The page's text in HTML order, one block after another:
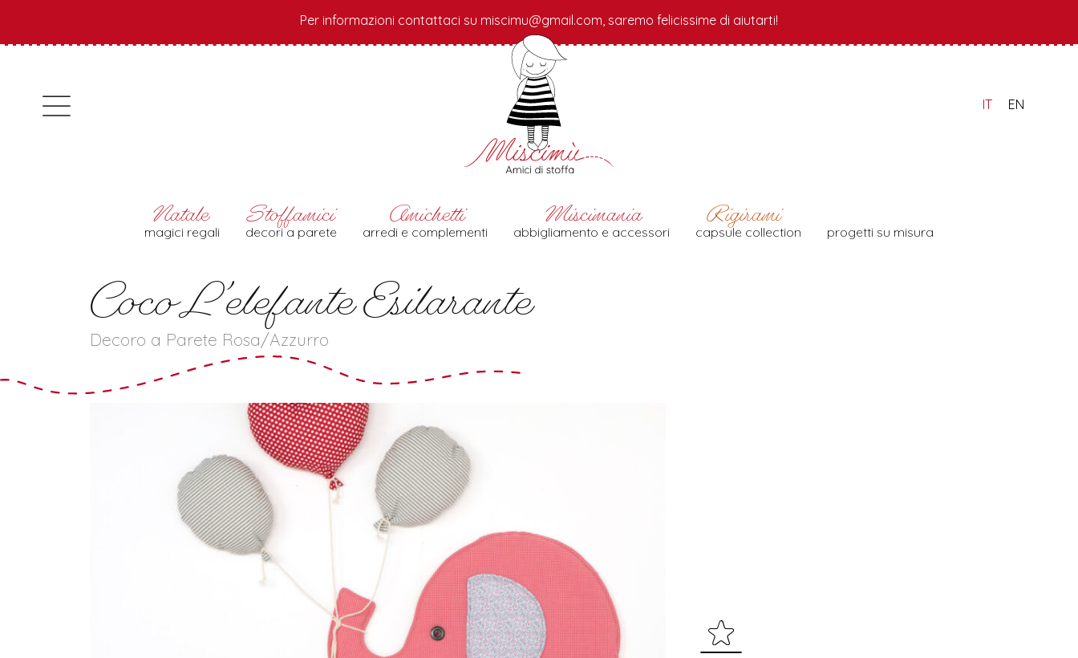
Per informazioni contattaci su miscimu@gmail.com, saremo felicissime di aiutarti!
IT EN
magici regali decori a parete arredi e complementi abbigliamento e accessori capsule collection progetti su misura
Coco L’elefante Esilarante
Decoro a Parete Rosa/Azzurro